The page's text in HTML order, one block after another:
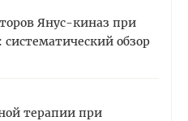
Янус-киназ при
обзор
терапии при